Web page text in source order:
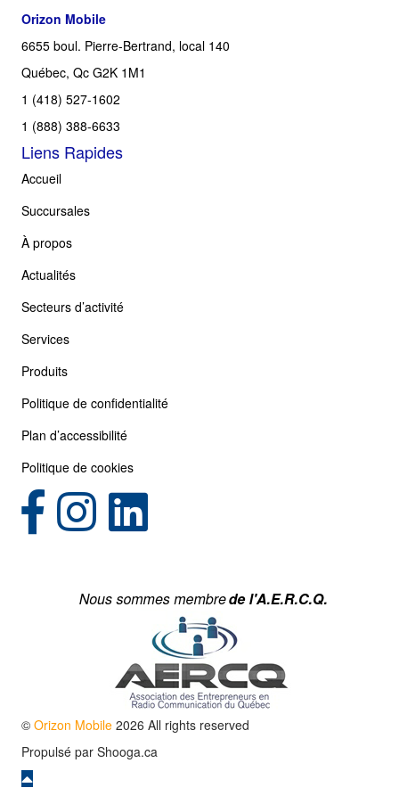
Orizon Mobile
6655 boul. Pierre-Bertrand, local 140
Québec, Qc G2K 1M1
1 (418) 527-1602
1 (888) 388-6633
Liens Rapides
Accueil
Succursales
À propos
Actualités
Secteurs d’activité
Services
Produits
Politique de confidentialité
Plan d’accessibilité
Politique de cookies
(opens in new tab)
(opens in new tab)
© Orizon Mobile 2026 All rights reserved
Propulsé par Shooga.ca